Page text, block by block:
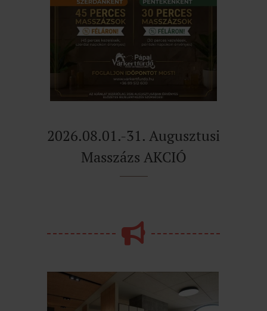
2026.08.01.-31. Augusztusi
Masszázs AKCIÓ